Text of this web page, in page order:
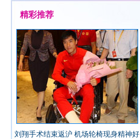
精彩推荐
刘翔手术结束返沪 机场轮椅现身精神好